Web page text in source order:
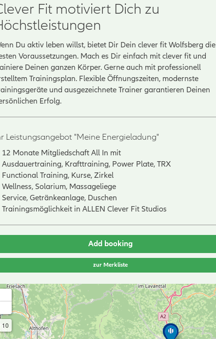
Fit motiviert Dich zu
Du aktiv leben willst, bietet Dir Dein clever fit Wolfsberg die
Voraussetzungen. Mach es Dir einfach mit clever fit und
Deinen ganzen Körper. Gerne auch mit professionell
Trainingsplan. Flexible Öffnungszeiten, modernste
und ausgezeichnete Trainer garantieren Deinen
Erfolg.
Leistungsangebot "Meine Energieladung"
12 Monate Mitgliedschaft All In mit
Ausdauertraining, Krafttraining, Power Plate, TRX
Functional Training, Kurse, Zirkel
Wellness, Solarium, Massageliege
Service, Getränkeanlage, Duschen
Trainingsmöglichkeit in ALLEN Clever Fit Studios
Add booking
zur Merkliste
10